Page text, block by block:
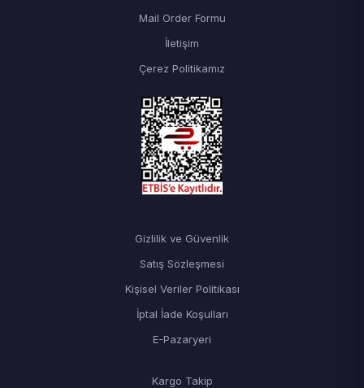
Mail Order Formu
İletişim
Çerez Politikamız
Gizlilik ve Güvenlik
Satış Sözleşmesi
Kişisel Veriler Politikası
İptal İade Koşulları
E-Pazaryeri
Kargo Takip